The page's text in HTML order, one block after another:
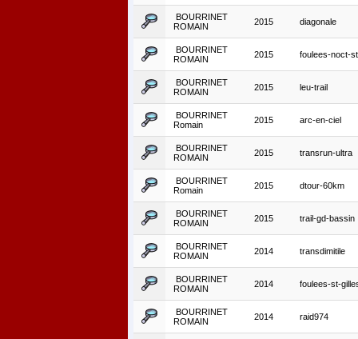
BOURRINET
ROMAIN
2015 diagonale
BOURRINET
ROMAIN
2015 foulees-noct-
BOURRINET
ROMAIN
2015 leu-trail
BOURRINET
Romain
2015 arc-en-ciel
BOURRINET
ROMAIN
2015 transrun-ultra
BOURRINET
Romain
2015 dtour-60km
BOURRINET
ROMAIN
2015 trail-gd-bassin
BOURRINET
ROMAIN
2014 transdimitile
BOURRINET
ROMAIN
2014 foulees-st-
BOURRINET
ROMAIN
2014 raid974